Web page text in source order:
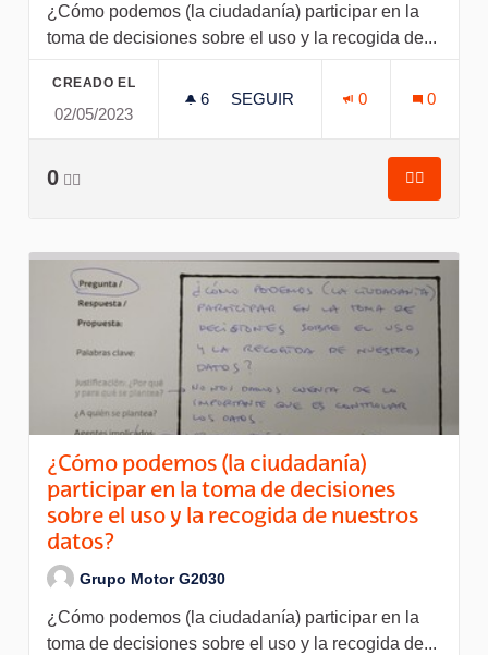
¿Cómo podemos (la ciudadanía) participar en la
toma de decisiones sobre el uso y la recogida de...
CREADO EL
02/05/2023
6 6 SEGUIDORAS
SEGUIR
0 0
0 👍🏽
👍🏽
¿Cómo
¿Cómo podemos (la ciudadanía)
participar en la toma de decisiones
sobre el uso y la recogida de nuestros
datos?
Grupo Motor G2030
¿Cómo podemos (la ciudadanía) participar en la
toma de decisiones sobre el uso y la recogida de...